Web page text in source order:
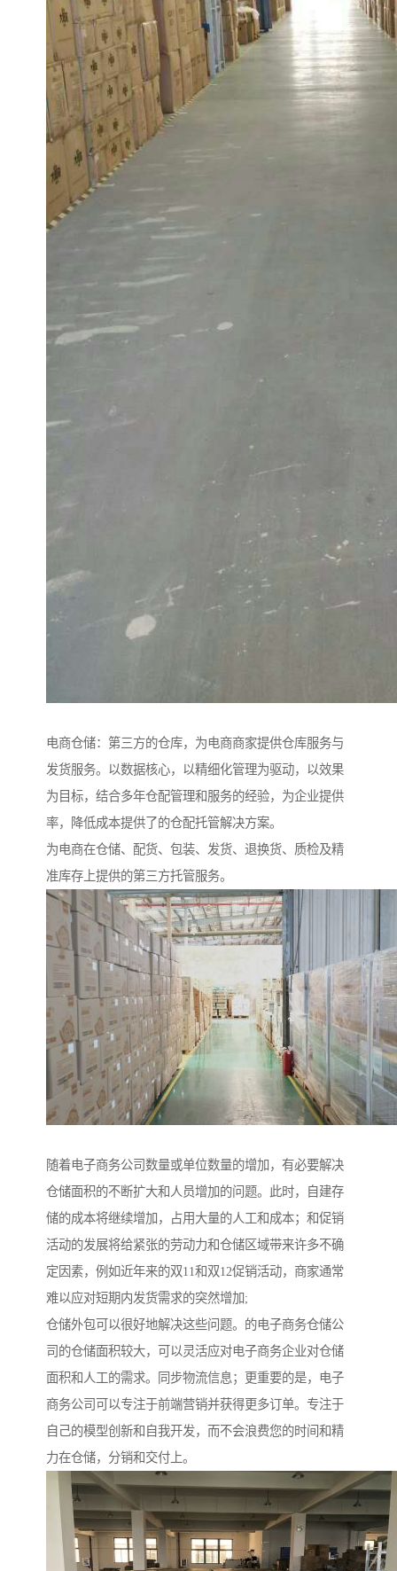
电商仓储：第三方的仓库，为电商商家提供仓库服务与
发货服务。以数据核心，以精细化管理为驱动，以效果
为目标，结合多年仓配管理和服务的经验，为企业提供
率，降低成本提供了的仓配托管解决方案。
为电商在仓储、配货、包装、发货、退换货、质检及精
准库存上提供的第三方托管服务。
随着电子商务公司数量或单位数量的增加，有必要解决
仓储面积的不断扩大和人员增加的问题。此时，自建存
储的成本将继续增加，占用大量的人工和成本；和促销
活动的发展将给紧张的劳动力和仓储区域带来许多不确
定因素，例如近年来的双11和双12促销活动，商家通常
难以应对短期内发货需求的突然增加;
仓储外包可以很好地解决这些问题。的电子商务仓储公
司的仓储面积较大，可以灵活应对电子商务企业对仓储
面积和人工的需求。同步物流信息；更重要的是，电子
商务公司可以专注于前端营销并获得更多订单。专注于
自己的模型创新和自我开发，而不会浪费您的时间和精
力在仓储，分销和交付上。